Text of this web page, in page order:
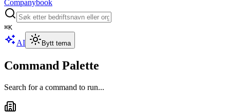
Companybook
⌘K
AI Bytt tema
Command Palette
Search for a command to run...